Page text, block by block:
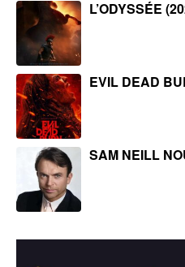
L’ODYSSÉE
EVIL DEAD
SAM NEILL